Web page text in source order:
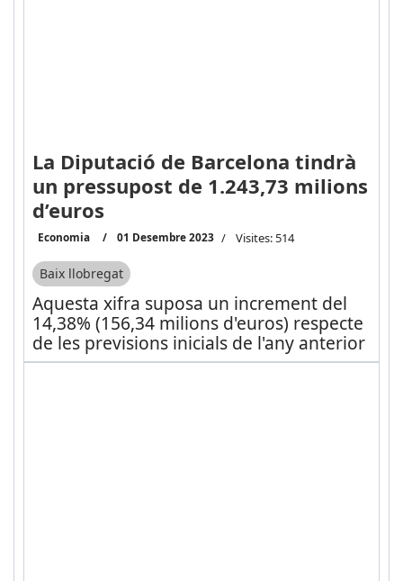
La Diputació de Barcelona tindrà
un pressupost de 1.243,73 milions
d’euros
Economia 01 Desembre 2023 Visites: 514
Baix llobregat
Aquesta xifra suposa un increment del
14,38% (156,34 milions d'euros) respecte
de les previsions inicials de l'any anterior